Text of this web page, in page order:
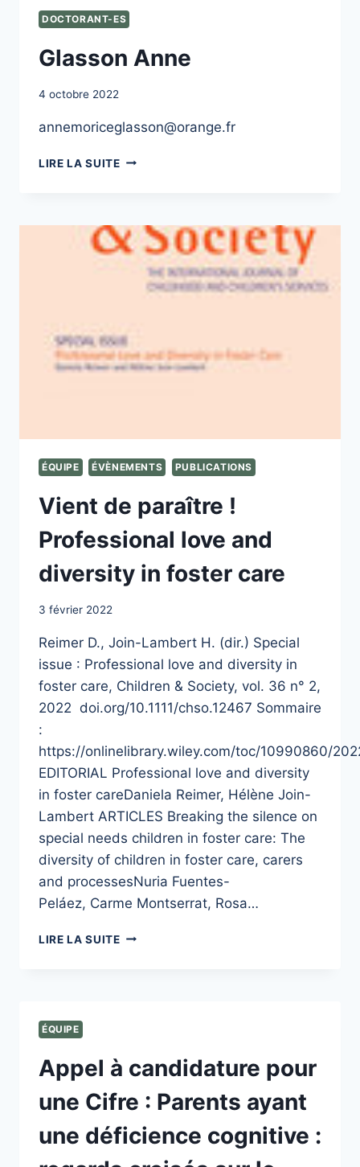
DOCTORANT-ES
Glasson Anne
4 octobre 2022
annemoriceglasson@orange.fr
LIRE LA SUITEGLASSON
ÉQUIPE ÉVÈNEMENTS PUBLICATIONS
Vient de paraître !
Professional love and
diversity in foster care
3 février 2022
Reimer D., Join-Lambert H. (dir.) Special
issue : Professional love and diversity in
foster care, Children & Society, vol. 36 n° 2,
2022 doi.org/10.1111/chso.12467 Sommaire
:
https://onlinelibrary.wiley.com/toc/10990860/
EDITORIAL Professional love and diversity
in foster careDaniela Reimer, Hélène Join-
Lambert ARTICLES Breaking the silence on
special needs children in foster care: The
diversity of children in foster care, carers
and processesNuria Fuentes-
Peláez, Carme Montserrat, Rosa…
LIRE LA SUITEVIENT
IN
CARE
ÉQUIPE
Appel à candidature pour
une Cifre : Parents ayant
une déficience cognitive :